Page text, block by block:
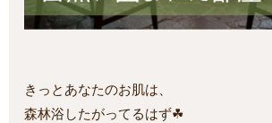
きっとあなたのお肌は、
森林浴したがってるはず☘